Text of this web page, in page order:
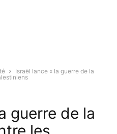
Israël lance « la guerre de la
guerre de la